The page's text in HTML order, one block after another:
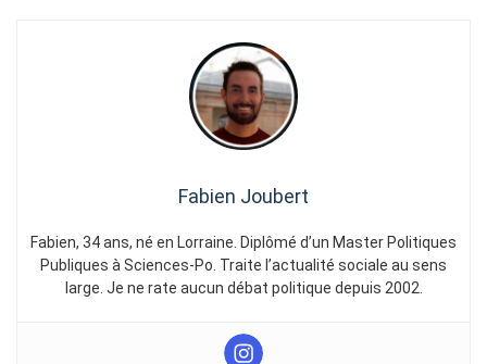
Fabien Joubert
Fabien, 34 ans, né en Lorraine. Diplômé d’un Master Politiques
Publiques à Sciences-Po. Traite l’actualité sociale au sens
large. Je ne rate aucun débat politique depuis 2002.